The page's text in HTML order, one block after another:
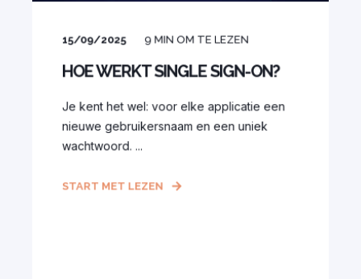
15/09/2025 9MIN OM TE LEZEN
HOE WERKT SINGLE SIGN-ON?
Je kent het wel: voor elke applicatie een
nieuwe gebruikersnaam en een uniek
wachtwoord. ...
START MET LEZEN